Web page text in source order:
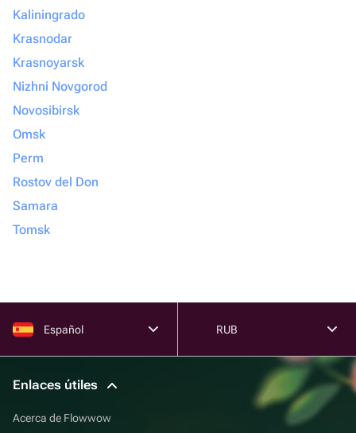
Kaliningrado
Krasnodar
Krasnoyarsk
Nizhni Novgorod
Novosibirsk
Omsk
Perm
Rostov del Don
Samara
Tomsk
Español RUB
Enlaces útiles
Acerca de Flowwow